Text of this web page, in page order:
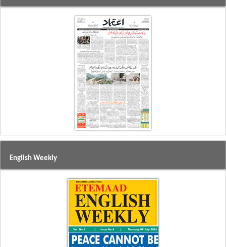
English Weekly